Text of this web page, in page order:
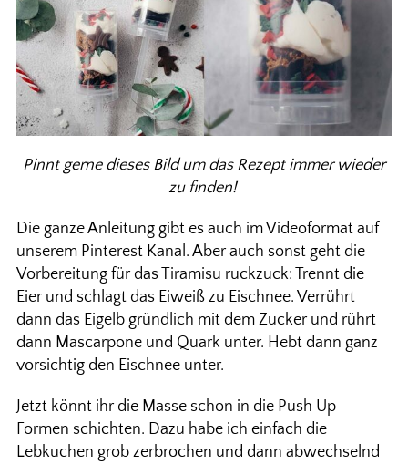
Pinnt gerne dieses Bild um das Rezept immer wieder
zu finden!
Die ganze Anleitung gibt es auch im Videoformat auf
unserem Pinterest Kanal. Aber auch sonst geht die
Vorbereitung für das Tiramisu ruckzuck: Trennt die
Eier und schlagt das Eiweiß zu Eischnee. Verrührt
dann das Eigelb gründlich mit dem Zucker und rührt
dann Mascarpone und Quark unter. Hebt dann ganz
vorsichtig den Eischnee unter.
Jetzt könnt ihr die Masse schon in die Push Up
Formen schichten. Dazu habe ich einfach die
Lebkuchen grob zerbrochen und dann abwechselnd